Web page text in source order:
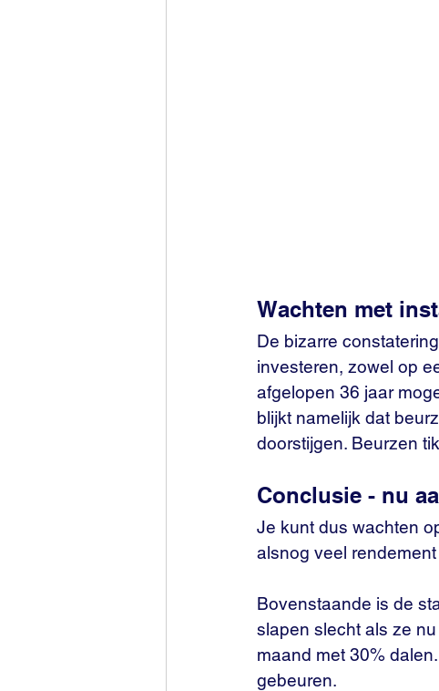
Wachten met
De bizarre
investeren, zowel op
afgelopen 36 jaar
blijkt namelijk dat
doorstijgen. Beurzen
Conclusie - nu
Je kunt dus wachten
alsnog veel
Bovenstaande is de
slapen slecht als ze
maand met 30%
gebeuren.